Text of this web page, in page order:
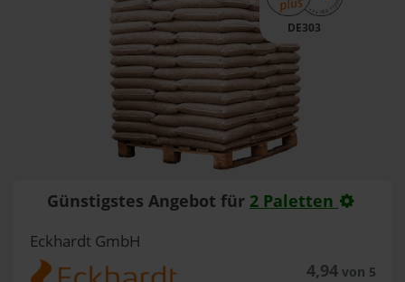
DE303
Günstigstes Angebot für 2 Paletten
Eckhardt GmbH
4,94von 5